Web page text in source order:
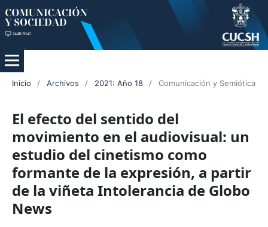
Inicio / Archivos / 2021: Año 18 / Comunicación y Semiótica
El efecto del sentido del
movimiento en el audiovisual: un
estudio del cinetismo como
formante de la expresión, a partir
de la viñeta Intolerancia de Globo
News